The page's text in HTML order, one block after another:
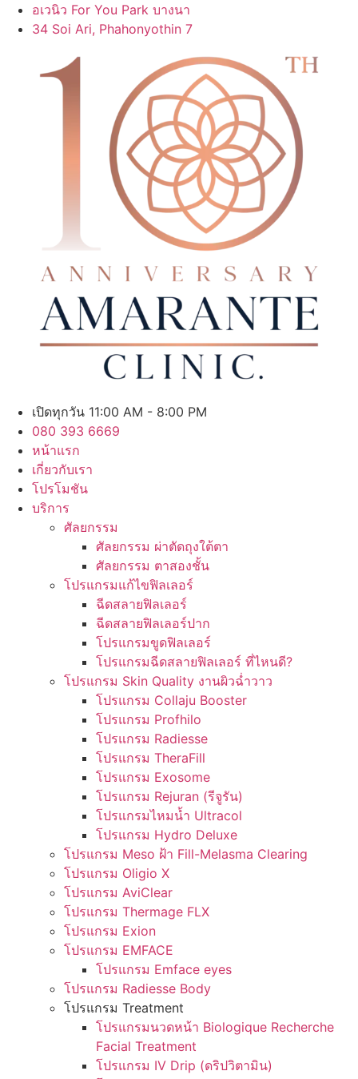
Skip
อเวนิว For You Park บางนา
34 Soi Ari, Phahonyothin 7
เปิดทุกวัน 11:00 AM - 8:00 PM
080 393 6669
หน้าแรก
เกี่ยวกับเรา
โปรโมชัน
บริการ
ศัลยกรรม
ศัลยกรรม ผ่าตัดถุงใต้ตา
ศัลยกรรม ตาสองชั้น
โปรแกรมแก้ไขฟิลเลอร์
ฉีดสลายฟิลเลอร์
ฉีดสลายฟิลเลอร์ปาก
โปรแกรมขูดฟิลเลอร์
โปรแกรมฉีดสลายฟิลเลอร์ ที่ไหนดี?
โปรแกรม Skin Quality งานผิวฉ่ำวาว
โปรแกรม Collaju Booster
โปรแกรม Profhilo
โปรแกรม Radiesse
โปรแกรม TheraFill
โปรแกรม Exosome
โปรแกรม Rejuran (รีจูรัน)
โปรแกรมไหมน้ำ Ultracol
โปรแกรม Hydro Deluxe
โปรแกรม Meso ฝ้า Fill-Melasma Clearing
โปรแกรม Oligio X
โปรแกรม AviClear
โปรแกรม Thermage FLX
โปรแกรม Exion
โปรแกรม EMFACE
โปรแกรม Emface eyes
โปรแกรม Radiesse Body
โปรแกรม Treatment
โปรแกรมนวดหน้า Biologique Recherche
Facial Treatment
โปรแกรม IV Drip (ดริปวิตามิน)